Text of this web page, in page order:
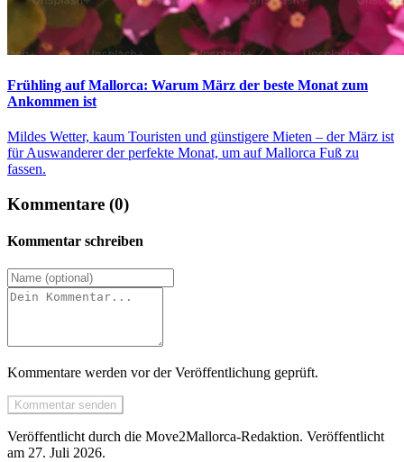
Frühling auf Mallorca: Warum März der beste Monat zum
Ankommen ist
Mildes Wetter, kaum Touristen und günstigere Mieten – der März ist
für Auswanderer der perfekte Monat, um auf Mallorca Fuß zu
fassen.
Kommentare (0)
Kommentar schreiben
Kommentare werden vor der Veröffentlichung geprüft.
Kommentar senden
Veröffentlicht durch die Move2Mallorca-Redaktion. Veröffentlicht
am 27. Juli 2026.